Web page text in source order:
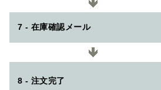
7 - 在庫確認メール
8 - 注文完了